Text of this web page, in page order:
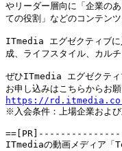
やリーダー層向に「企業の
ての役割」などのコンテンツ
ITmedia エグゼクティブに
成、ライフスタイル、カル
ぜひITmedia エグゼクティ
https://
※入会条件：上場企業およ
ITmediaの動画メディア「